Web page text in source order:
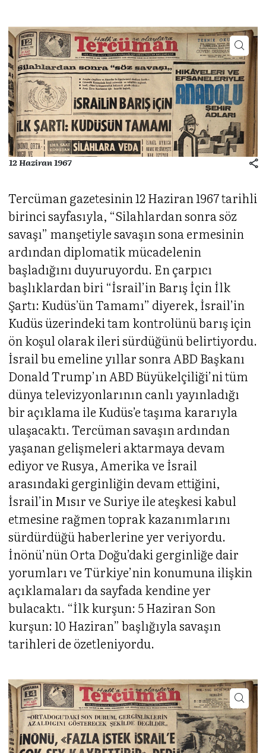
12 Haziran 1967
Tercüman gazetesinin 12 Haziran 1967 tarihli
birinci sayfasıyla, “Silahlardan sonra söz
savaşı” manşetiyle savaşın sona ermesinin
ardından diplomatik mücadelenin
başladığını duyuruyordu. En çarpıcı
başlıklardan biri “İsrail’in Barış İçin İlk
Şartı: Kudüs’ün Tamamı” diyerek, İsrail’in
Kudüs üzerindeki tam kontrolünü barış için
ön koşul olarak ileri sürdüğünü belirtiyordu.
İsrail bu emeline yıllar sonra ABD Başkanı
Donald Trump’ın ABD Büyükelçiliği’ni tüm
dünya televizyonlarının canlı yayınladığı
bir açıklama ile Kudüs’e taşıma kararıyla
ulaşacaktı. Tercüman savaşın ardından
yaşanan gelişmeleri aktarmaya devam
ediyor ve Rusya, Amerika ve İsrail
arasındaki gerginliğin devam ettiğini,
İsrail’in Mısır ve Suriye ile ateşkesi kabul
etmesine rağmen toprak kazanımlarını
sürdürdüğü haberlerine yer veriyordu.
İnönü’nün Orta Doğu’daki gerginliğe dair
yorumları ve Türkiye’nin konumuna ilişkin
açıklamaları da sayfada kendine yer
bulacaktı. “İlk kurşun: 5 Haziran Son
kurşun: 10 Haziran” başlığıyla savaşın
tarihleri de özetleniyordu.